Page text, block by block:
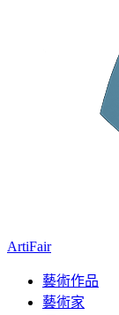
ArtiFair
藝術作品
藝術家